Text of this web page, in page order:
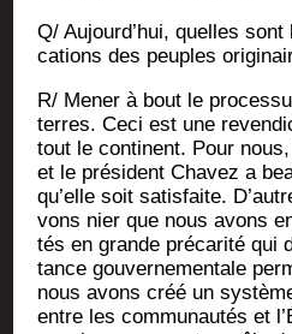
Q/ Aujourd’hui, quelles
ca­tions des peuples
R/ Mener à bout le
terres. Ceci est une
tout le conti­nent. Pour nous,
et le pré­sident Cha­vez a
qu’elle soit satis­faite.
vons nier que nous avons
tés en grande pré­ca­ri­té qui
tance gou­ver­ne­men­tale
nous avons créé un
entre les com­mu­nau­tés et